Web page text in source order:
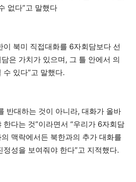
없다”고 말했다
이 북미 직접대화를 6자회담보다 선
은 가치가 있으며, 그 틀 안에서 의
있다”고 말했다.
반대하는 것이 아니라, 대화가 올바
다는 것”이라면서 “우리가 6자회담
맥락에서든 북한과의 추가 대화를
성을 보여줘야 한다”고 지적했다.